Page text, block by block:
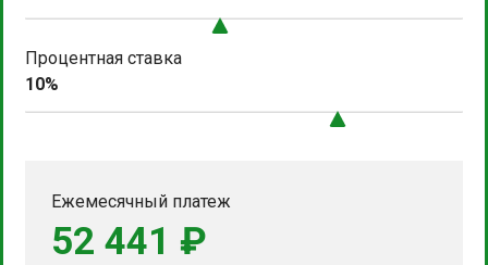
Процентная ставка
10%
Ежемесячный платеж
52 441 ₽